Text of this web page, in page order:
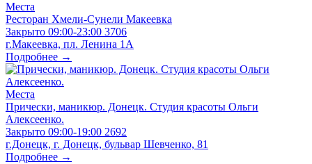
Места
Ресторан Хмели-Сунели Макеевка
Закрыто 09:00-23:00 3706
г.Макеевка, пл. Ленина 1А
Подробнее →
Места
Прически, маникюр. Донецк. Студия красоты Ольги
Алексеенко.
Закрыто 09:00-19:00 2692
г.Донецк, г. Донецк, бульвар Шевченко, 81
Подробнее →